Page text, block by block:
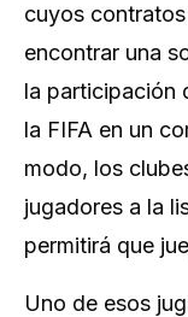
cuyos
encontrar una
la participación
la FIFA en un
modo, los
jugadores a la
permitirá que
Uno de esos